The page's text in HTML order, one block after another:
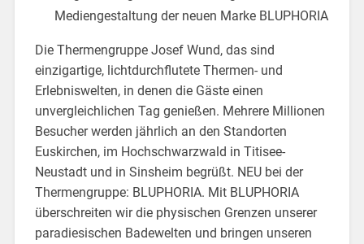
Mediengestaltung der neuen Marke BLUPHORIA
Die Thermengruppe Josef Wund, das sind
einzigartige, lichtdurchflutete Thermen- und
Erlebniswelten, in denen die Gäste einen
unvergleichlichen Tag genießen. Mehrere Millionen
Besucher werden jährlich an den Standorten
Euskirchen, im Hochschwarzwald in Titisee-
Neustadt und in Sinsheim begrüßt. NEU bei der
Thermengruppe: BLUPHORIA. Mit BLUPHORIA
überschreiten wir die physischen Grenzen unserer
paradiesischen Badewelten und bringen unseren